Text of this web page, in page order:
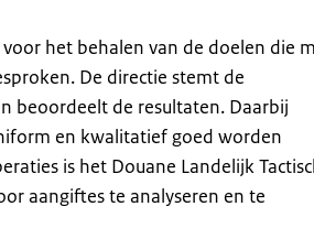
het behalen van de doelen die
De directie stemt de
beoordeelt de resultaten. Daarbij
en kwalitatief goed worden
is het Douane Landelijk
aangiftes te analyseren en te